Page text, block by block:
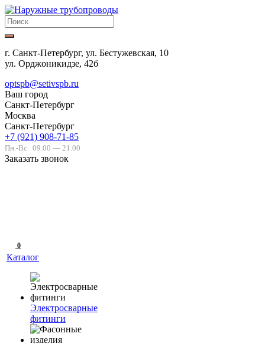
г. Санкт-Петербург, ул. Бестужевская, 10
ул. Орджоникидзе, 42б
optspb@setivspb.ru
Ваш город
Санкт-Петербург
Москва
Санкт-Петербург
+7 (921) 908-71-85
Пн.-Вс. 09.00 — 21.00
Заказать звонок
0
Каталог
Электросварные
фитинги